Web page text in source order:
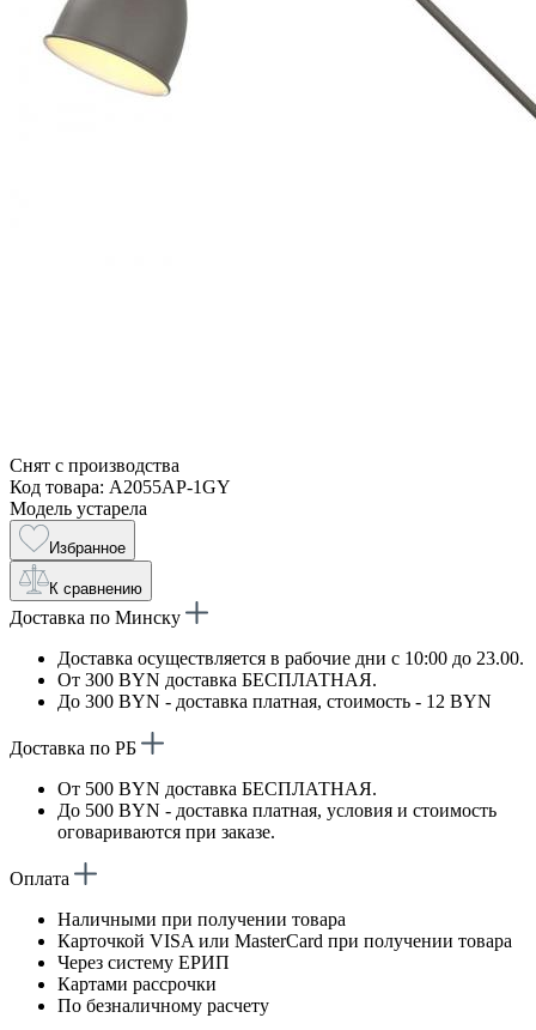
Снят с производства
Код товара: A2055AP-1GY
Модель устарела
Избранное
К сравнению
Доставка по Минску
Доставка осуществляется в рабочие дни с 10:00 до 23.00.
От 300 BYN доставка БЕСПЛАТНАЯ.
До 300 BYN - доставка платная, стоимость - 12 BYN
Доставка по РБ
От 500 BYN доставка БЕСПЛАТНАЯ.
До 500 BYN - доставка платная, условия и стоимость
оговариваются при заказе.
Оплата
Наличными при получении товара
Карточкой VISA или MasterCard при получении товара
Через систему ЕРИП
Картами рассрочки
По безналичному расчету